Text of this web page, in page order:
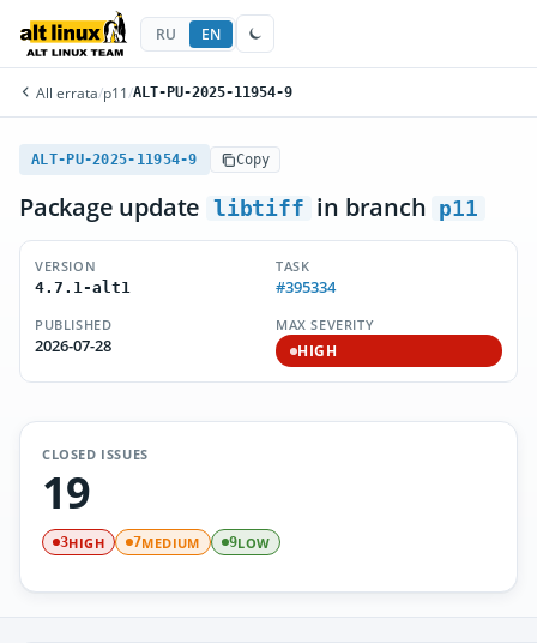
RU EN
All errata/p11 /ALT-PU-2025-11954-9
ALT-PU-2025-11954-9 Copy
Package update libtiff in branch p11
VERSION
4.7.1-alt1
TASK
#395334
PUBLISHED
2026-07-28
MAX SEVERITY
HIGH
CLOSED ISSUES
19
3HIGH 7MEDIUM 9LOW